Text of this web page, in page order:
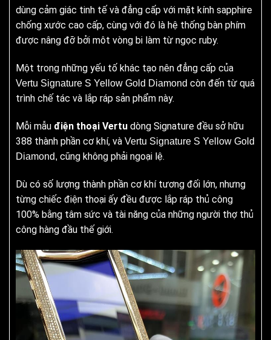
dùng cảm giác tinh tế và đẳng cấp với mặt kính sapphire
chống xước cao cấp, cùng với đó là hệ thống bàn phím
được nâng đỡ bởi môt vòng bi làm từ ngọc ruby.
Một trong những yếu tố khác tạo nên đẳng cấp của
Vertu Signature S Yellow Gold Diamond còn đến từ quá
trình chế tác và lắp ráp sản phẩm này.
Mỗi mẫu điện thoại Vertu dòng Signature đều sở hữu
388 thành phần cơ khí, và Vertu Signature S Yellow Gold
Diamond, cũng không phải ngoại lệ.
Dù có số lượng thành phần cơ khí tương đối lớn, nhưng
từng chiếc điện thoại ấy đều được lắp ráp thủ công
100% bằng tâm sức và tài năng của những người thợ thủ
công hàng đầu thế giới.